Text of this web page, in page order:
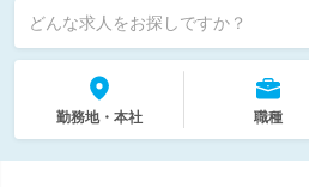
どんな求人をお探しですか？
勤務地・本社 職種